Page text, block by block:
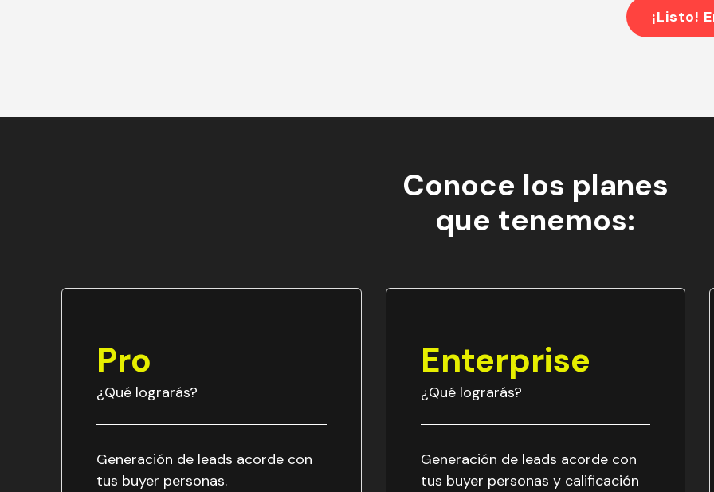
Conoce los planes
que tenemos:
Pro
¿Qué lograrás?
Generación de leads acorde con
tus buyer personas.
Enterprise
¿Qué lograrás?
Generación de leads acorde con
tus buyer personas y calificación